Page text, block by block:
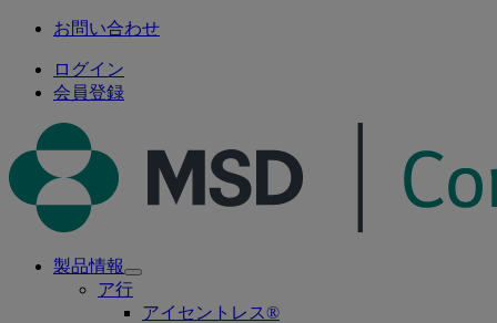
お問い合わせ
ログイン
会員登録
製品情報
Open
submenu
ア行
アイセントレス®